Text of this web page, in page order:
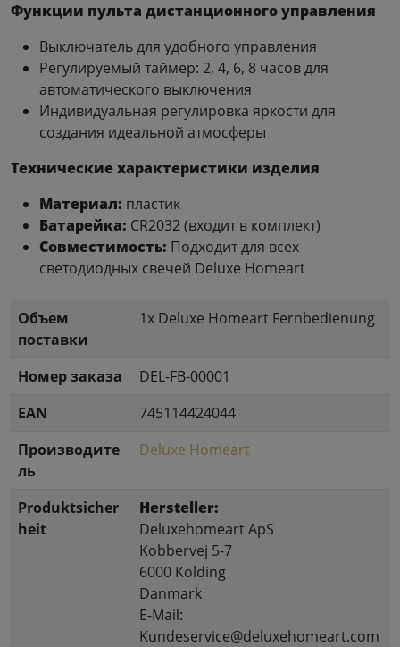
Функции пульта дистанционного управления
Выключатель для удобного управления
Регулируемый таймер: 2, 4, 6, 8 часов для
автоматического выключения
Индивидуальная регулировка яркости для
создания идеальной атмосферы
Технические характеристики изделия
Материал: пластик
Батарейка: CR2032 (входит в комплект)
Совместимость: Подходит для всех
светодиодных свечей Deluxe Homeart
Объем
поставки
1x Deluxe Homeart Fernbedienung
Номер заказа
DEL-FB-00001
EAN
745114424044
Производите
ль
Deluxe Homeart
Produktsicher
heit
Hersteller:
Deluxehomeart ApS
Kobbervej 5-7
6000 Kolding
Danmark
E-Mail:
Kundeservice@deluxehomeart.com